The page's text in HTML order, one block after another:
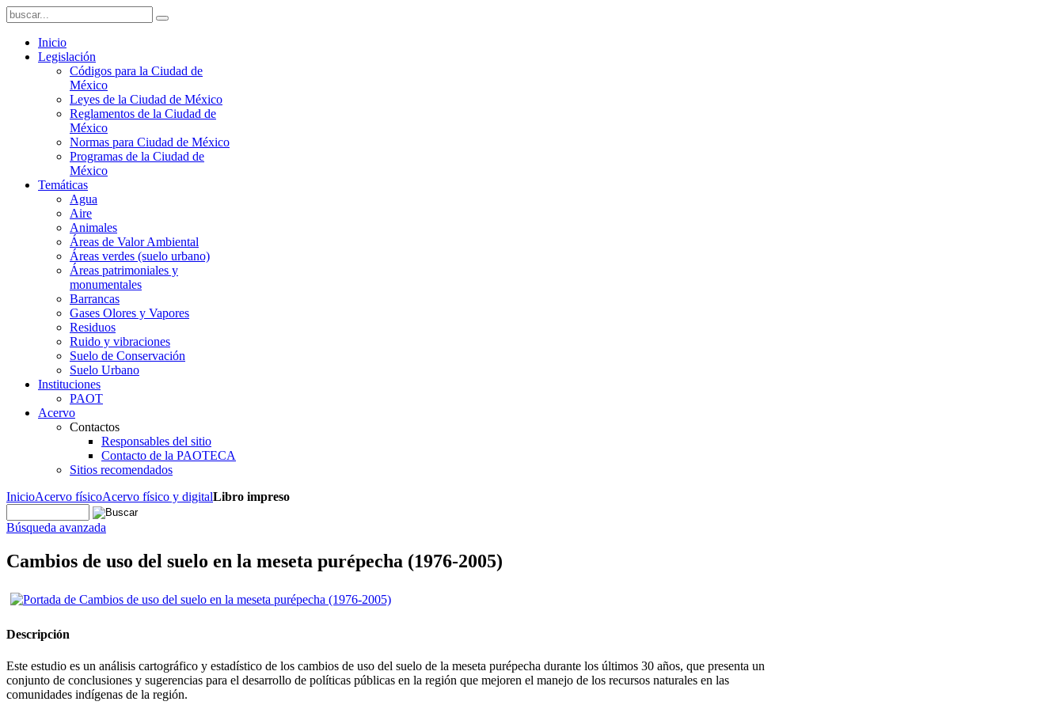
Inicio
Legislación
Códigos para la Ciudad de
México
Leyes de la Ciudad de México
Reglamentos de la Ciudad de
México
Normas para Ciudad de México
Programas de la Ciudad de
México
Temáticas
Agua
Aire
Animales
Áreas de Valor Ambiental
Áreas verdes (suelo urbano)
Áreas patrimoniales y
monumentales
Barrancas
Gases Olores y Vapores
Residuos
Ruido y vibraciones
Suelo de Conservación
Suelo Urbano
Instituciones
PAOT
Acervo
Contactos
Responsables del sitio
Contacto de la PAOTECA
Sitios recomendados
InicioAcervo físicoAcervo físico y digitalLibro impreso
Búsqueda avanzada
Cambios de uso del suelo en la meseta purépecha (1976-2005)
Descripción
Este estudio es un análisis cartográfico y estadístico de los cambios de uso del suelo de la meseta purépecha durante los últimos 30 años, que presenta un
conjunto de conclusiones y sugerencias para el desarrollo de políticas públicas en la región que mejoren el manejo de los recursos naturales en las
comunidades indígenas de la región.